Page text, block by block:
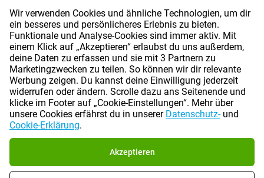
Die auf dieser Seite genannten Preise sind, sofern nicht anders angegeben,
inklusive Mehrwertsteuer.Die Preise auf dieser Website sind exklusive
Versandkosten angegeben.
*Die angegebenen Lieferzeiten gelten nicht für alle Produkte oder
Versandmethoden:
Über Gomibo.at | Datenschutz | Impressum |
Wir verwenden Cookies und ähnliche Technologien, um dir
ein besseres und persönlicheres Erlebnis zu bieten.
Funktionale und Analyse-Cookies sind immer aktiv. Mit
einem Klick auf „Akzeptieren“ erlaubst du uns außerdem,
deine Daten zu erfassen und sie mit 3 Partnern zu
Marketingzwecken zu teilen. So können wir dir relevante
Werbung zeigen. Du kannst deine Einwilligung jederzeit
widerrufen oder ändern. Scrolle dazu ans Seitenende und
klicke im Footer auf „Cookie-Einstellungen“. Mehr über
unsere Cookies erfährst du in unserer Datenschutz-und
Cookie-Erklärung.
Akzeptieren